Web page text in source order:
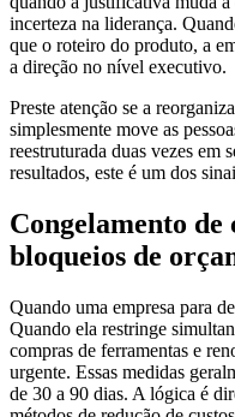
incerteza na liderança.
que o roteiro do produto, a
a direção no nível executivo.
Preste atenção se a
simplesmente move as
reestruturada duas vezes em
resultados, este é um dos
Congelamento de
bloqueios de
Quando uma empresa para
Quando ela restringe
compras de ferramentas e
urgente. Essas medidas
de 30 a 90 dias. A lógica é